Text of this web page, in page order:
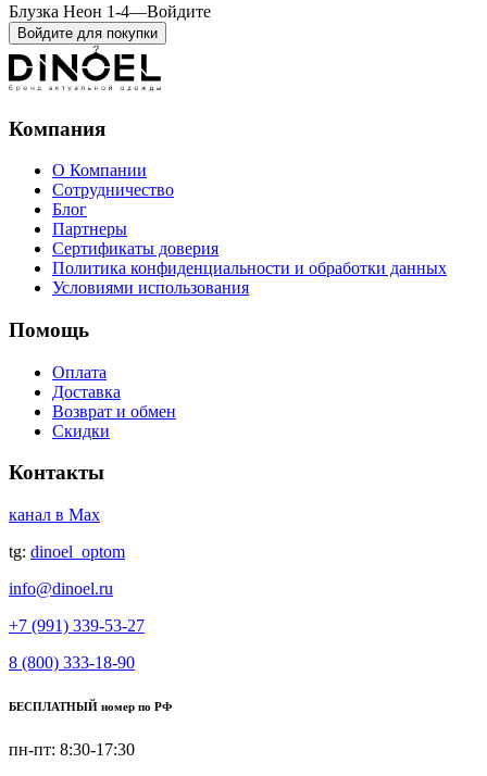
Блузка Неон 1-4—Войдите
Войдите для покупки
Компания
О Компании
Сотрудничество
Блог
Партнеры
Сертификаты доверия
Политика конфиденциальности и обработки данных
Условиями использования
Помощь
Оплата
Доставка
Возврат и обмен
Скидки
Контакты
канал в Max
tg: dinoel_optom
info@dinoel.ru
+7 (991) 339-53-27
8 (800) 333-18-90
БЕСПЛАТНЫЙ номер по РФ
пн-пт: 8:30-17:30